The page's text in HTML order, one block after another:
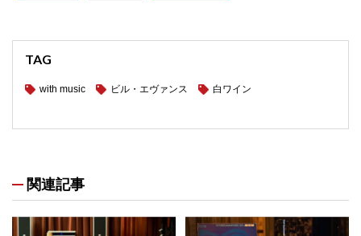
TAG
with music ビル・エヴァンス 白ワイン
関連記事